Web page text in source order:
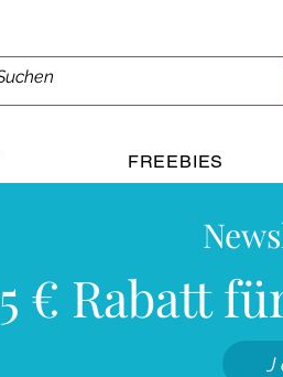
FREEBIES
5 € Rabatt